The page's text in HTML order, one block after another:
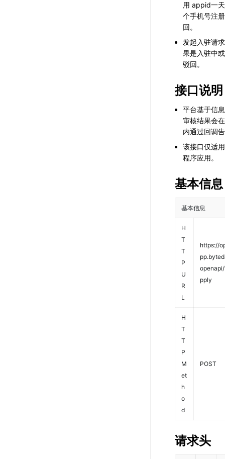
用 appid一
个手机号注
回。
发起入驻请
果是入驻中
驳回。
接口说明
平台基于信
审核结果会
内通过回调
该接口仅适
程序应用。
基本信息
基本信息
H
T
T
P
U
R
L
https://
pply
H
T
T
P
M
et
h
o
d
POST
请求头